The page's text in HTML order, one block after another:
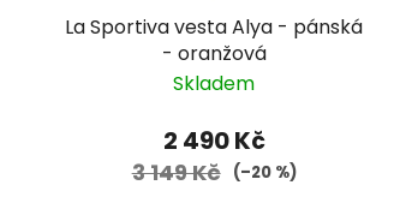
La Sportiva vesta Alya - pánská
- oranžová
Skladem
2 490 Kč
3 149 Kč (–20 %)